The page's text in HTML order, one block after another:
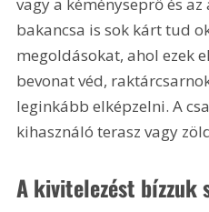
bakancsa is sok kárt tud
megoldásokat, ahol ezek
bevonat véd,
leginkább elképzelni. A
kihasználó terasz vagy
A kivitelezést bízzuk